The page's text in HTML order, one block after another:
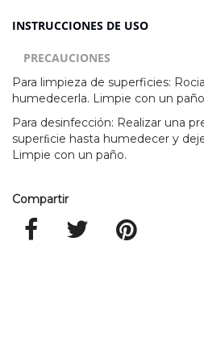
INSTRUCCIONES DE USO
PRECAUCIONES
Para limpieza de superficies:
humedecerla. Limpie con un
Para desinfección: Realizar una
superﬁcie hasta humedecer y
Limpie con un paño.
Compartir